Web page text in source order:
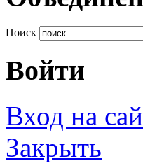
Поиск
Войти
Вход на
Закрыть